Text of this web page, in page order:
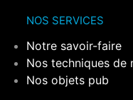
NOS SERVICES
Notre savoir-faire
Nos techniques de
Nos objets pub